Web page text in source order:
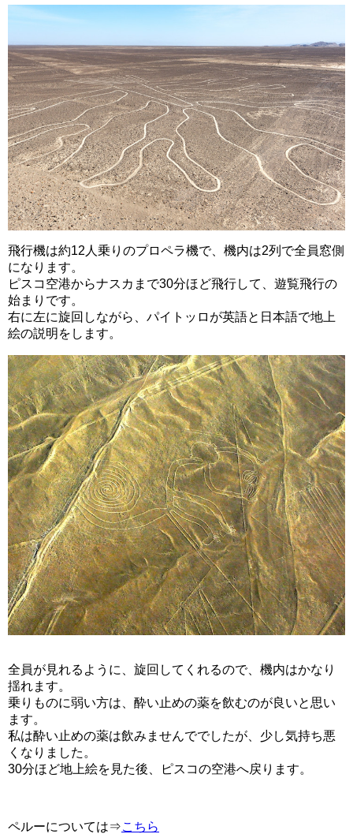
飛行機は約12人乗りのプロペラ機で、機内は2列で全員窓側
になります。
ピスコ空港からナスカまで30分ほど飛行して、遊覧飛行の
始まりです。
右に左に旋回しながら、パイトッロが英語と日本語で地上
絵の説明をします。
全員が見れるように、旋回してくれるので、機内はかなり
揺れます。
乗りものに弱い方は、酔い止めの薬を飲むのが良いと思い
ます。
私は酔い止めの薬は飲みませんででしたが、少し気持ち悪
くなりました。
30分ほど地上絵を見た後、ピスコの空港へ戻ります。
ペルーについては⇒こちら